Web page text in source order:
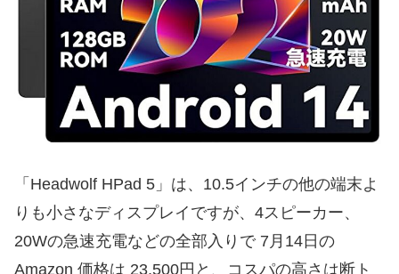
「Headwolf HPad 5」は、10.5インチの他の端末よ
りも小さなディスプレイですが、4スピーカー、
20Wの急速充電などの全部入りで 7月14日の
Amazon 価格は 23,500円と、コスパの高さは断ト